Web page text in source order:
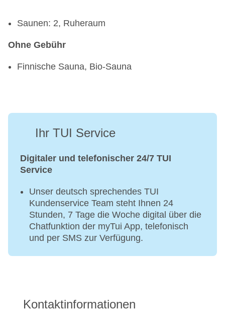
Saunen: 2, Ruheraum
Ohne Gebühr
Finnische Sauna, Bio-Sauna
Ihr TUI Service
Digitaler und telefonischer 24/7 TUI
Service
Unser deutsch sprechendes TUI
Kundenservice Team steht Ihnen 24
Stunden, 7 Tage die Woche digital über die
Chatfunktion der myTui App, telefonisch
und per SMS zur Verfügung.
Kontaktinformationen